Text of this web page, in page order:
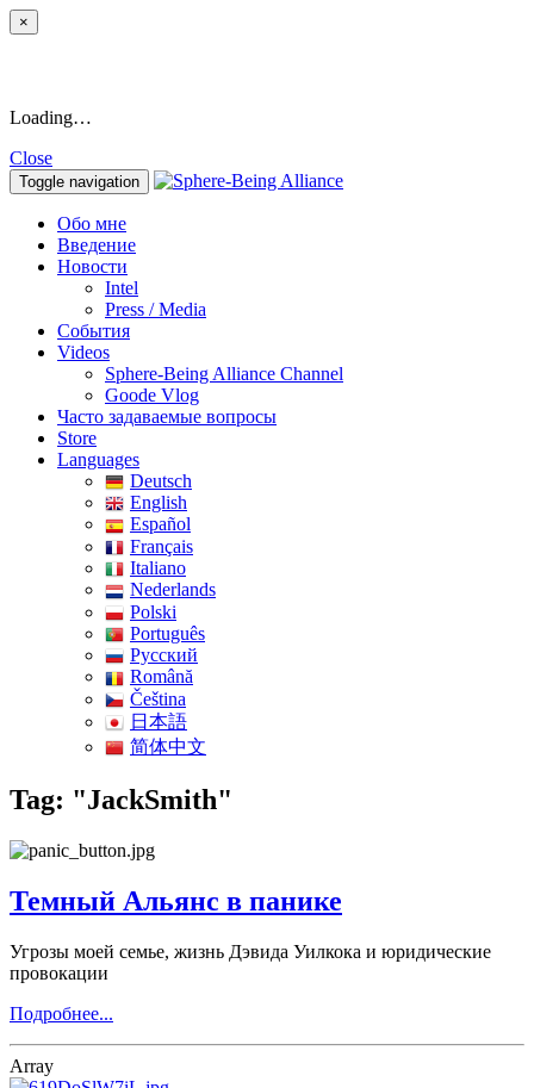
×
Loading…
Close
Toggle navigation
Обо мне
Введение
Новости
Intel
Press / Media
События
Videos
Sphere-Being Alliance Channel
Goode Vlog
Часто задаваемые вопросы
Store
Languages
Deutsch
English
Español
Français
Italiano
Nederlands
Polski
Português
Pусский
Română
Čeština
日本語
简体中文
Tag: "JackSmith"
Темный Альянс в панике
Угрозы моей семье, жизнь Дэвида Уилкока и юридические
провокации
Подробнее...
Array